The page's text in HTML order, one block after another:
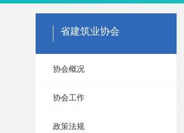
省建筑业协会
协会概况
协会工作
政策法规